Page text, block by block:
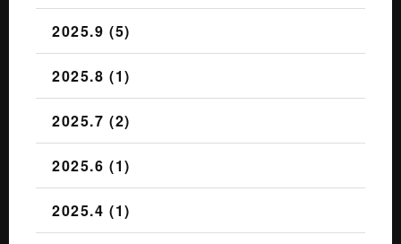
2025.9 (5)
2025.8 (1)
2025.7 (2)
2025.6 (1)
2025.4 (1)